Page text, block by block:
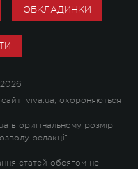
ОБКЛАДИНКИ
viva.ua, охороняються
в оригінальному розмірі
редакції
статей обсягом не